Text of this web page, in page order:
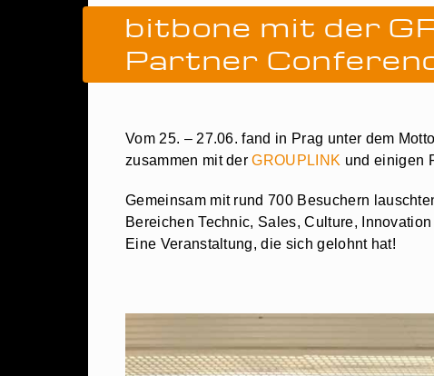
bitbone mit der
Partner
Vom 25. – 27.06. fand in Prag unter dem
zusammen mit derGROUPLINK und einigen
Gemeinsam mit rund 700 Besuchern
Bereichen Technic, Sales, Culture,
Eine Veranstaltung, die sich gelohnt hat!